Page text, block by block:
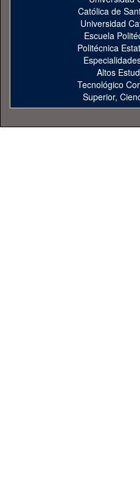
Católica de
Universidad
Escuela
Politécnica
Altos
Tecnológico
Superior,